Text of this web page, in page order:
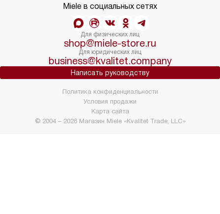
Miele в социальных сетях
Для физических лиц
shop@miele-store.ru
Для юридических лиц
business@kvalitet.company
Написать руководству
© 2004 – 2026 Магазин Miele «Kvalitet Trade, LLC»
Политика конфиденциальности
Условия продажи
Карта сайта